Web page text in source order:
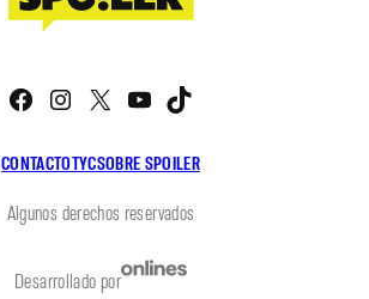
CONTACTOTYCSOBRE SPOILER
Facebook
Instagram
X YouTube
Algunos derechos reservados
Desarrollado por